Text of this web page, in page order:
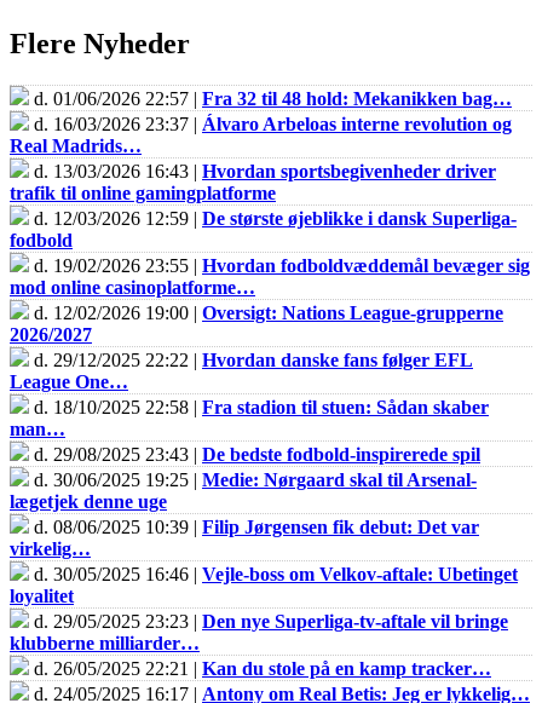
Flere Nyheder
d. 01/06/2026 22:57 | Fra 32 til 48 hold: Mekanikken bag…
d. 16/03/2026 23:37 | Álvaro Arbeloas interne revolution og
Real Madrids…
d. 13/03/2026 16:43 | Hvordan sportsbegivenheder driver
trafik til online gamingplatforme
d. 12/03/2026 12:59 | De største øjeblikke i dansk Superliga-
fodbold
d. 19/02/2026 23:55 | Hvordan fodboldvæddemål bevæger sig
mod online casinoplatforme…
d. 12/02/2026 19:00 | Oversigt: Nations League-grupperne
2026/2027
d. 29/12/2025 22:22 | Hvordan danske fans følger EFL
League One…
d. 18/10/2025 22:58 | Fra stadion til stuen: Sådan skaber
man…
d. 29/08/2025 23:43 | De bedste fodbold-inspirerede spil
d. 30/06/2025 19:25 | Medie: Nørgaard skal til Arsenal-
lægetjek denne uge
d. 08/06/2025 10:39 | Filip Jørgensen fik debut: Det var
virkelig…
d. 30/05/2025 16:46 | Vejle-boss om Velkov-aftale: Ubetinget
loyalitet
d. 29/05/2025 23:23 | Den nye Superliga-tv-aftale vil bringe
klubberne milliarder…
d. 26/05/2025 22:21 | Kan du stole på en kamp tracker…
d. 24/05/2025 16:17 | Antony om Real Betis: Jeg er lykkelig…